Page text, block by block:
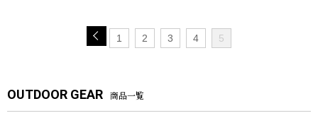
1 2 3 4 5
OUTDOOR GEAR 商品一覧